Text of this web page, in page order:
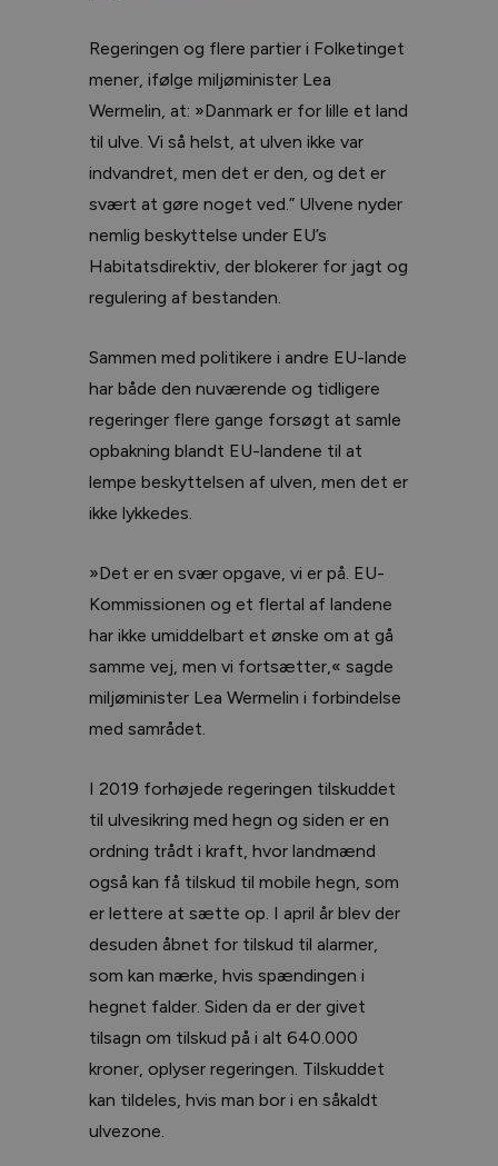
Regeringen og flere partier i Folketinget
mener, ifølge miljøminister Lea
Wermelin, at: »Danmark er for lille et land
til ulve. Vi så helst, at ulven ikke var
indvandret, men det er den, og det er
svært at gøre noget ved.” Ulvene nyder
nemlig beskyttelse under EU’s
Habitatsdirektiv, der blokerer for jagt og
regulering af bestanden.
Sammen med politikere i andre EU-lande
har både den nuværende og tidligere
regeringer flere gange forsøgt at samle
opbakning blandt EU-landene til at
lempe beskyttelsen af ulven, men det er
ikke lykkedes.
»Det er en svær opgave, vi er på. EU-
Kommissionen og et flertal af landene
har ikke umiddelbart et ønske om at gå
samme vej, men vi fortsætter,« sagde
miljøminister Lea Wermelin i forbindelse
med samrådet.
I 2019 forhøjede regeringen tilskuddet
til ulvesikring med hegn og siden er en
ordning trådt i kraft, hvor landmænd
også kan få tilskud til mobile hegn, som
er lettere at sætte op. I april år blev der
desuden åbnet for tilskud til alarmer,
som kan mærke, hvis spændingen i
hegnet falder. Siden da er der givet
tilsagn om tilskud på i alt 640.000
kroner, oplyser regeringen. Tilskuddet
kan tildeles, hvis man bor i en såkaldt
ulvezone.